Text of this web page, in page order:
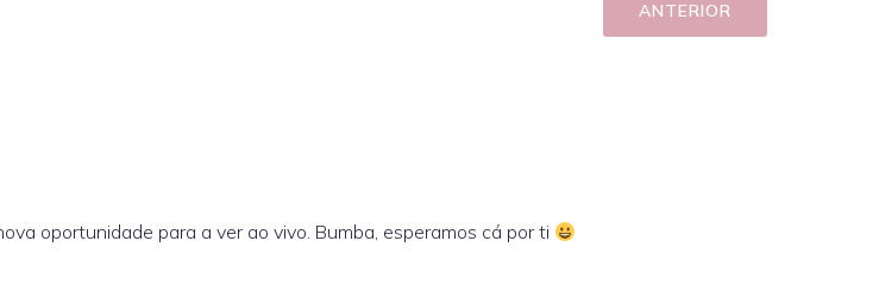
ANTERIOR
oportunidade para a ver ao vivo. Bumba, esperamos cá por ti